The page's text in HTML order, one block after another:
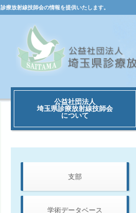
診療放射線技師会の情報を提供いたします。
公益社団法人
埼玉県診療放射線技師会
について
支部
学術データベース